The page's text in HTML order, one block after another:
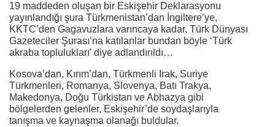
19 maddeden oluşan bir Eskişehir Deklarasyonu
yayınlandığı şura Türkmenistan’dan İngiltere’ye,
KKTC’den Gagavuzlara varıncaya kadar, Türk Dünyası
Gazeteciler Şurası’na katılanlar bundan böyle ‘Türk
akraba toplulukları’ diye adlandırıldı…
Kosova’dan, Kırım’dan, Türkmenli Irak, Suriye
Türkmenleri, Romanya, Slovenya, Batı Trakya,
Makedonya, Doğu Türkistan ve Abhazya gibi
bölgelerden gelenler, Eskişehir’de soydaşlarıyla
tanışma ve kaynaşma olanağı buldular.